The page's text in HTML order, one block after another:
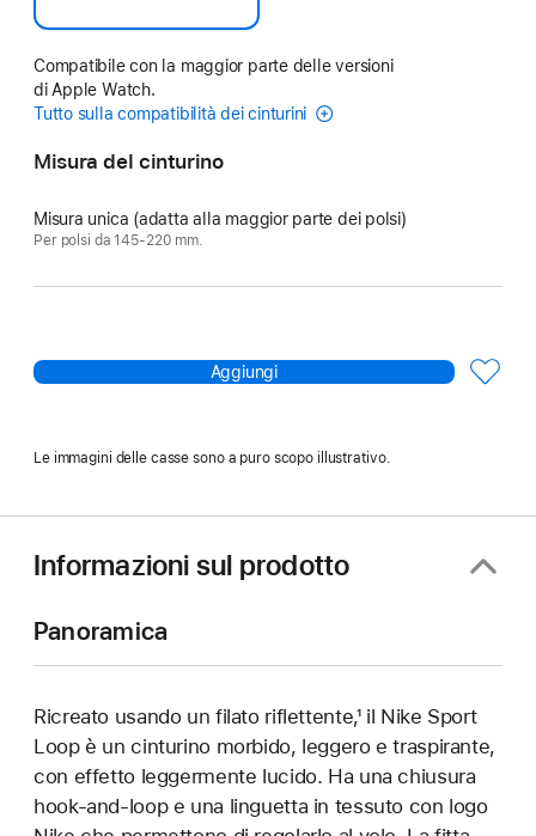
Compatibile con la maggior parte delle versioni
di Apple Watch.
Tutto sulla compatibilità dei cinturini
Misura del cinturino
Misura unica (adatta alla maggior parte dei polsi)
Per polsi da 145‑220 mm.
Aggiungi
Le immagini delle casse sono a puro scopo illustrativo.
Informazioni sul prodotto
Panoramica
Ricreato usando un filato riflettente,¹ il Nike Sport
Loop è un cinturino morbido, leggero e traspirante,
con effetto leggermente lucido. Ha una chiusura
hook-and-loop e una linguetta in tessuto con logo